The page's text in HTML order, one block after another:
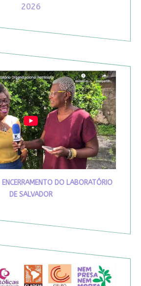
2026
DO LABORATÓRIO
DE SALVADOR